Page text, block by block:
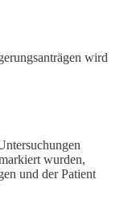
wird
wurden,
und der Patient